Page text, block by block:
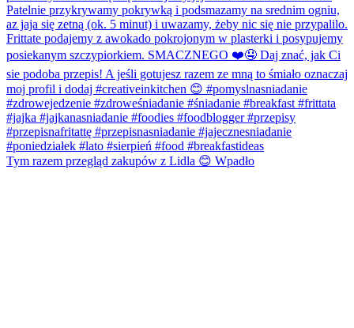
Tym razem przegląd zakupów z Lidla 😊 Wpadło